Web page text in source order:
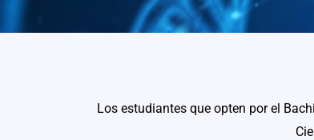
Los estudiantes que opten por el